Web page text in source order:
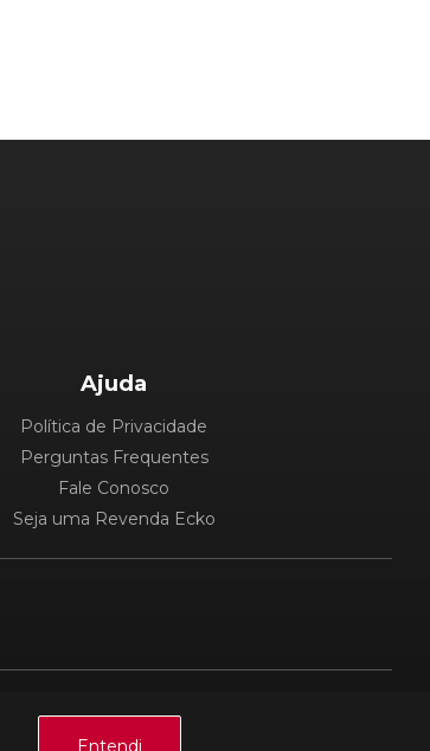
Entendi
Ajuda
Política de Privacidade
Perguntas Frequentes
Fale Conosco
Seja uma Revenda Ecko